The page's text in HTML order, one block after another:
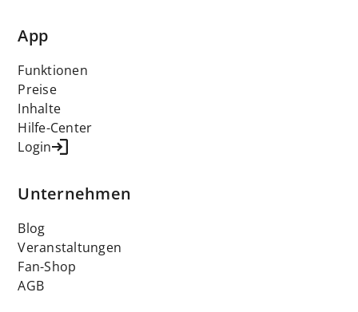
App
Funktionen
Preise
Inhalte
Hilfe-Center
Login
Unternehmen
Blog
Veranstaltungen
Fan-Shop
AGB